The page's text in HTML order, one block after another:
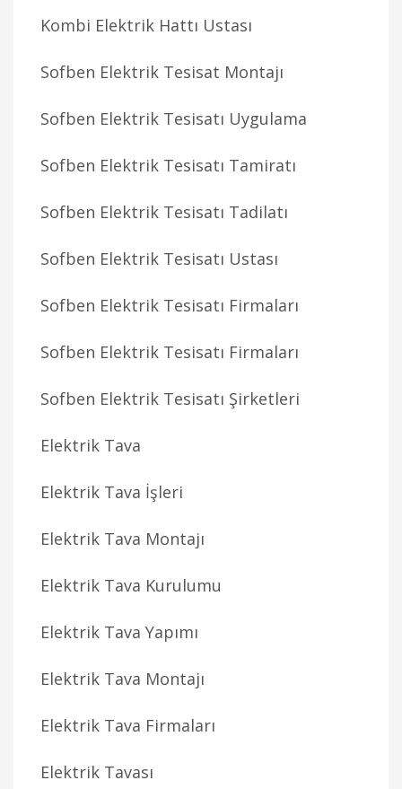
Kombi Elektrik Hattı Ustası
Sofben Elektrik Tesisat Montajı
Sofben Elektrik Tesisatı Uygulama
Sofben Elektrik Tesisatı Tamiratı
Sofben Elektrik Tesisatı Tadilatı
Sofben Elektrik Tesisatı Ustası
Sofben Elektrik Tesisatı Firmaları
Sofben Elektrik Tesisatı Firmaları
Sofben Elektrik Tesisatı Şirketleri
Elektrik Tava
Elektrik Tava İşleri
Elektrik Tava Montajı
Elektrik Tava Kurulumu
Elektrik Tava Yapımı
Elektrik Tava Montajı
Elektrik Tava Firmaları
Elektrik Tavası